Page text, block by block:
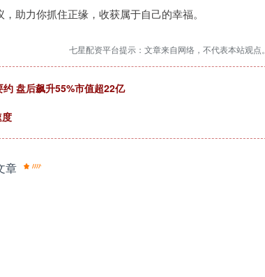
助力你抓住正缘，收获属于自己的幸福。
七星配资平台提示：文章来自网络，不代表本站观点。
盘后飙升55%市值超22亿
章